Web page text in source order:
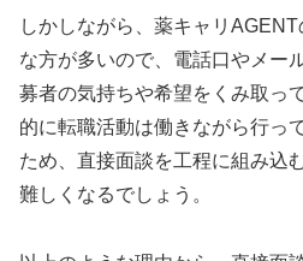
しかしながら、薬キャリ
な方が多いので、電話口やメー
募者の気持ちや希望をくみ取っ
的に転職活動は働きながら行っ
ため、直接面談を工程に組み込
難しくなるでしょう。